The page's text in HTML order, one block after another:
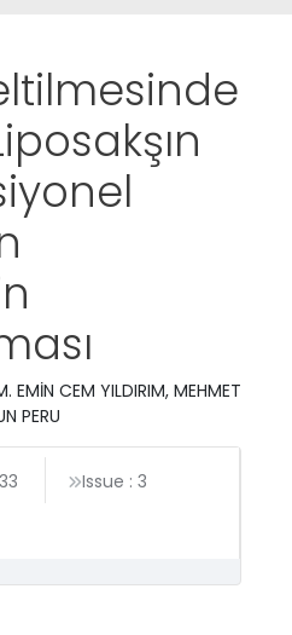
EMİN CEM YILDIRIM, MEHMET
PERU
Issue : 3